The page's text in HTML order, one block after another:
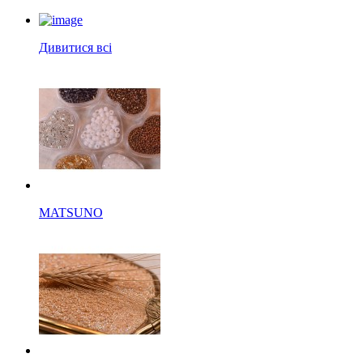
Дивитися всі
MATSUNO